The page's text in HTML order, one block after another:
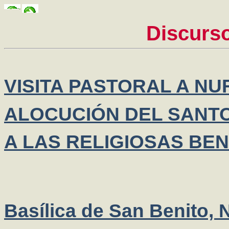
VISITA PASTORAL A
ALOCUCIÓN DEL
A LAS RELIGIOSAS
Basílica de San Benito,